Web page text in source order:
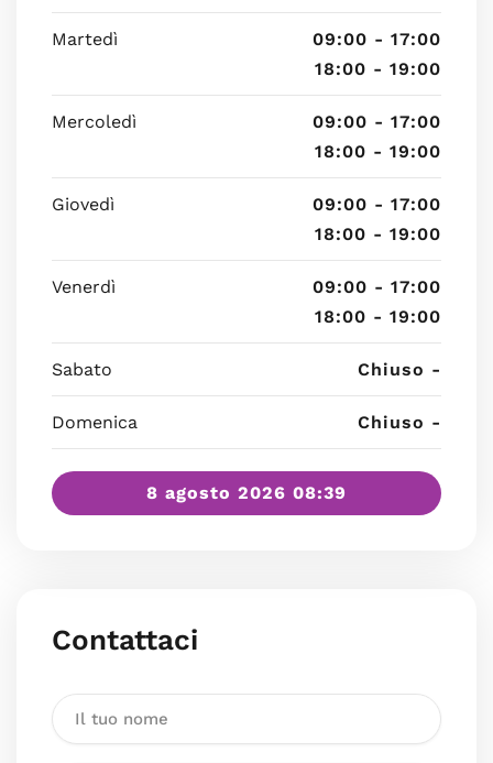
Martedì
09:00 - 17:00
18:00 - 19:00
Mercoledì
09:00 - 17:00
18:00 - 19:00
Giovedì
09:00 - 17:00
18:00 - 19:00
Venerdì
09:00 - 17:00
18:00 - 19:00
Sabato Chiuso -
Domenica Chiuso -
8 agosto 2026 08:39
Contattaci